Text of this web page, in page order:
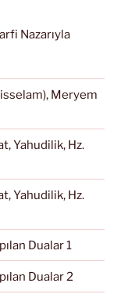
Nazarıyla
Meryem
Yahudilik, Hz.
Yahudilik, Hz.
Dualar 1
Dualar 2